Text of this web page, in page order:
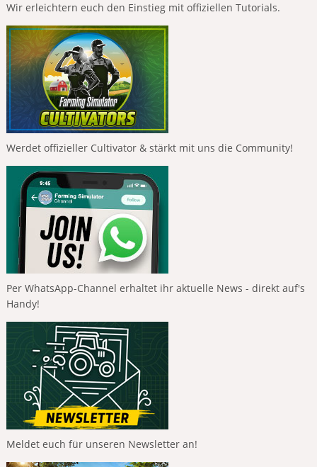
Wir erleichtern euch den Einstieg mit offiziellen Tutorials.
Werdet offizieller Cultivator & stärkt mit uns die Community!
Per WhatsApp-Channel erhaltet ihr aktuelle News - direkt auf's
Handy!
Meldet euch für unseren Newsletter an!